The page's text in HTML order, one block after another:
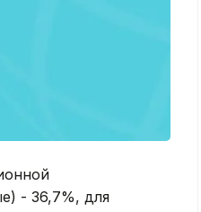
- 36,7%, для